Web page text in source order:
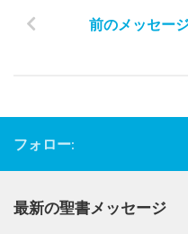
前のメッセー
フォロー:
最新の聖書メッセージ